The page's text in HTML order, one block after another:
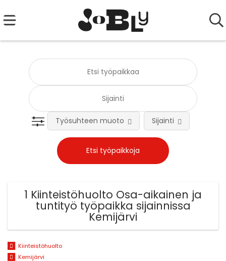
Työsuhteen muoto Sijainti
1 Kiinteistöhuolto Osa-aikainen ja
tuntityö työpaikka sijainnissa
Kemijärvi
Kiinteistöhuolto
Kemijärvi